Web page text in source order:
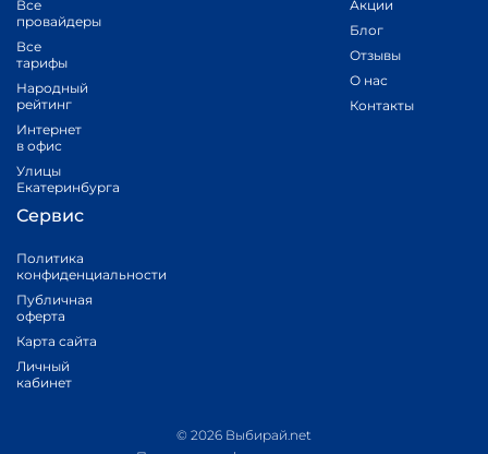
Все
провайдеры
Все
тарифы
Народный
рейтинг
Интернет
в офис
Улицы
Екатеринбурга
Акции
Блог
Отзывы
О нас
Контакты
Сервис
Политика
конфиденциальности
Публичная
оферта
Карта сайта
Личный
кабинет
© 2026 Выбирай.net